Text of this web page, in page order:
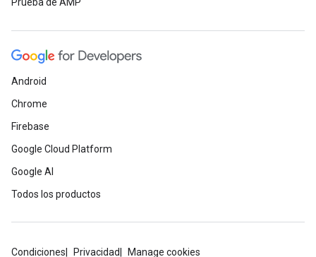
Android
Chrome
Firebase
Google Cloud Platform
Google AI
Todos los productos
Condiciones Privacidad Manage cookies